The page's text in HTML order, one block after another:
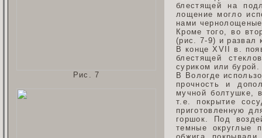
Рис. 7
блестящей на
лощение могло
нами
Кроме того, во
(рис. 7-9) и развал
В конце XVII в.
блестящей
суриком или бурой.
В Вологде
прочность и
мучной болтушке,
т.е. покрытие
приготовленную
горшок. Под
темные округлые